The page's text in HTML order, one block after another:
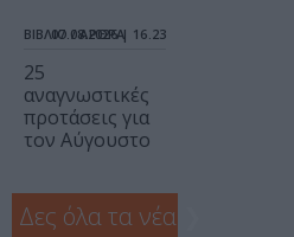
ΒΙΒΛΙΟ / ΑΡΘΡΑ
07.08.2026 | 16.23
25
αναγνωστικές
προτάσεις για
τον Αύγουστο
Δες όλα τα νέα